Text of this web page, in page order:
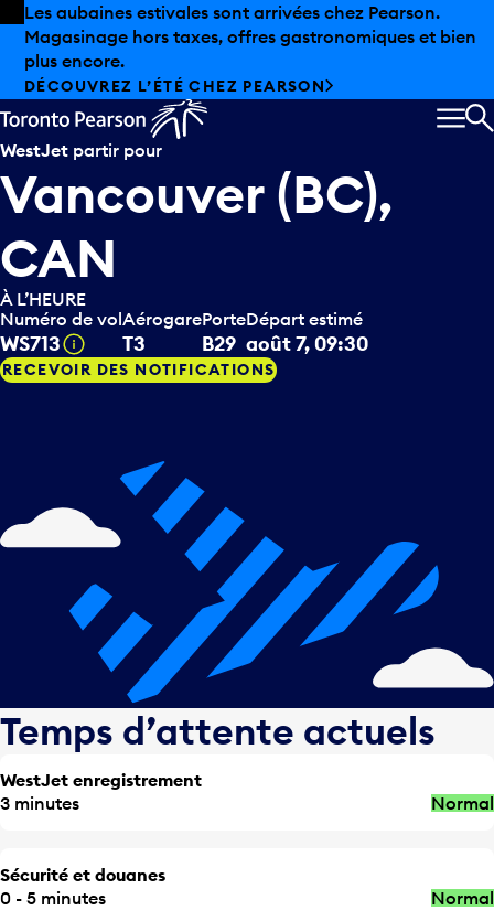
Skip to offers
Passer au contenu principal
Les aubaines estivales sont arrivées chez Pearson.
Magasinage hors taxes, offres gastronomiques et bien
plus encore.
DÉCOUVREZ L’ÉTÉ CHEZ PEARSON
WestJet partir pour
Vancouver (BC),
CAN
À L’HEURE
Numéro de vol
WS713 Infobulle
Aérogare
T3
Porte
B29
Départ estimé
août 7, 09:30
RECEVOIR DES NOTIFICATIONS
Temps d’attente actuels
WestJet enregistrement
3 minutes
Normal
Sécurité et douanes
0 - 5 minutes
Normal